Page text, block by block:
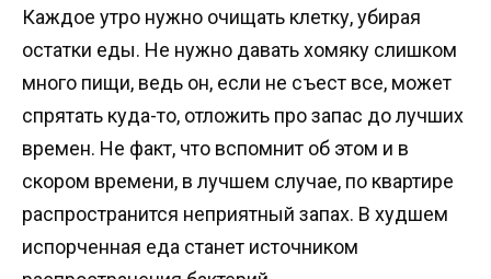
Каждое утро нужно очищать клетку, убирая
остатки еды. Не нужно давать хомяку слишком
много пищи, ведь он, если не съест все, может
спрятать куда-то, отложить про запас до лучших
времен. Не факт, что вспомнит об этом и в
скором времени, в лучшем случае, по квартире
распространится неприятный запах. В худшем
испорченная еда станет источником